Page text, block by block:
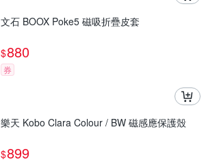
文石 BOOX Poke5 磁吸折疊皮套
$880
券
樂天 Kobo Clara Colour / BW 磁感應保護殼
$899